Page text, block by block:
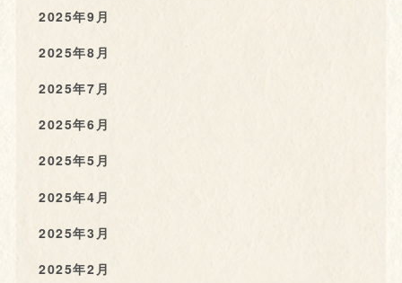
2025年9月
2025年8月
2025年7月
2025年6月
2025年5月
2025年4月
2025年3月
2025年2月